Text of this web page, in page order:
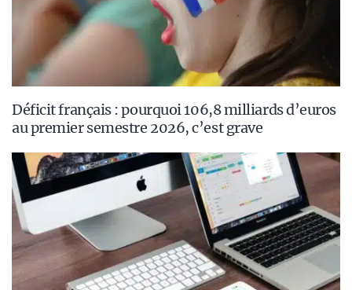
Déficit français : pourquoi 106,8 milliards d’euros
au premier semestre 2026, c’est grave